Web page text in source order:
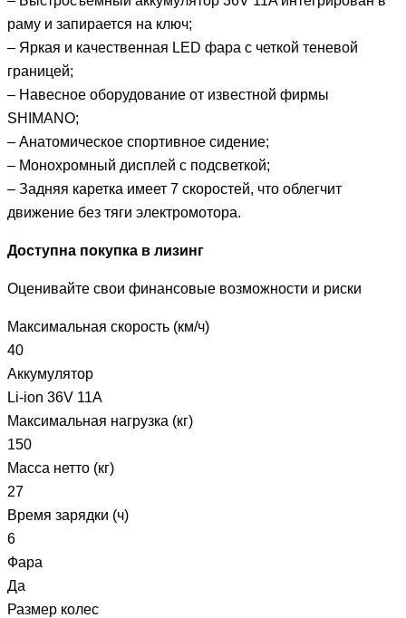
раму и запирается на ключ;
– Яркая и качественная LED фара с четкой теневой
границей;
– Навесное оборудование от известной фирмы
SHIMANO;
– Анатомическое спортивное сидение;
– Монохромный дисплей с подсветкой;
– Задняя каретка имеет 7 скоростей, что облегчит
движение без тяги электромотора.
Доступна покупка в лизинг
Оценивайте свои финансовые возможности и риски
Максимальная скорость (км/ч)
40
Аккумулятор
Li-ion 36V 11A
Максимальная нагрузка (кг)
150
Масса нетто (кг)
27
Время зарядки (ч)
6
Фара
Да
Размер колес